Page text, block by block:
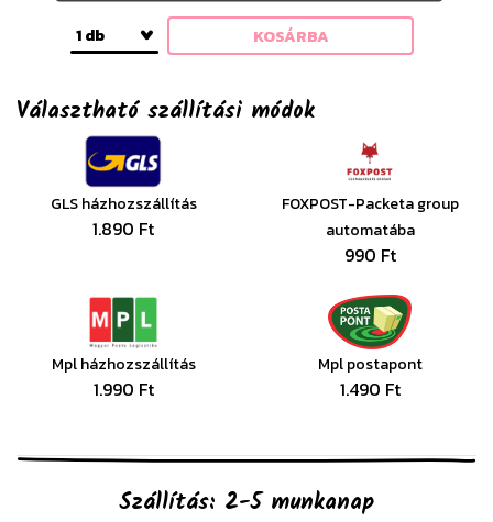
1 db KOSÁRBA
Választható szállítási módok
GLS házhozszállítás
1.890 Ft
FOXPOST-Packeta group
automatába
990 Ft
Mpl házhozszállítás
1.990 Ft
Mpl postapont
1.490 Ft
Szállítás: 2-5 munkanap